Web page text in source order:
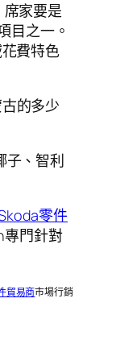
家要是
目之一。
費特色
的多少
子、智利
零件
專門針對
貿易商市場行銷